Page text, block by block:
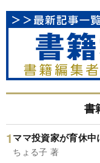
書
ママ投資家が育休
ちょる子 著